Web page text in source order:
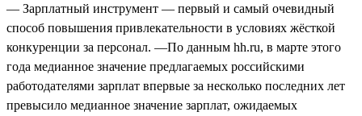
— Зарплатный инструмент — первый и самый очевидный
способ повышения привлекательности в условиях жёсткой
конкуренции за персонал. —По данным hh.ru, в марте этого
года медианное значение предлагаемых российскими
работодателями зарплат впервые за несколько последних лет
превысило медианное значение зарплат, ожидаемых